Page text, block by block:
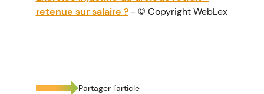
retenue sur salaire ?- © Copyright WebLex
Partager l'article